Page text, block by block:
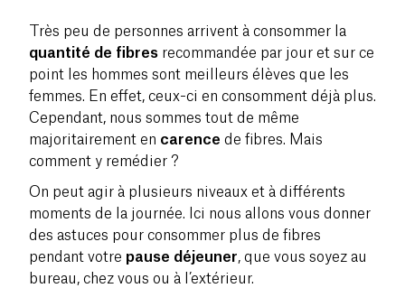
Très peu de personnes arrivent à consommer la
quantité de fibres recommandée par jour et sur ce
point les hommes sont meilleurs élèves que les
femmes. En effet, ceux-ci en consomment déjà plus.
Cependant, nous sommes tout de même
majoritairement en carence de fibres. Mais
comment y remédier ?
On peut agir à plusieurs niveaux et à différents
moments de la journée. Ici nous allons vous donner
des astuces pour consommer plus de fibres
pendant votre pause déjeuner, que vous soyez au
bureau, chez vous ou à l’extérieur.